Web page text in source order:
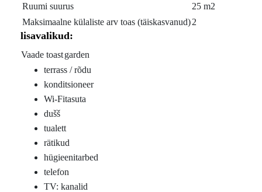
Ruumi suurus
25 m2
Maksimaalne külaliste arv toas (täiskasvanud)2
lisavalikud:
Vaade toastgarden
terrass / rõdu
konditsioneer
Wi-Fitasuta
dušš
tualett
rätikud
hügieenitarbed
telefon
TV: kanalid